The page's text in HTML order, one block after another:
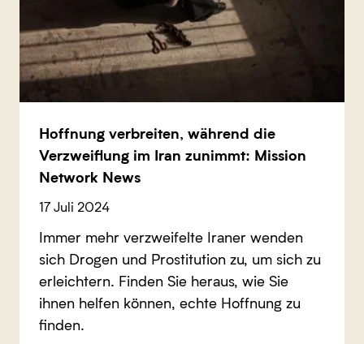
Hoffnung verbreiten, während die
Verzweiflung im Iran zunimmt: Mission
Network News
17 Juli 2024
Immer mehr verzweifelte Iraner wenden
sich Drogen und Prostitution zu, um sich zu
erleichtern. Finden Sie heraus, wie Sie
ihnen helfen können, echte Hoffnung zu
finden.